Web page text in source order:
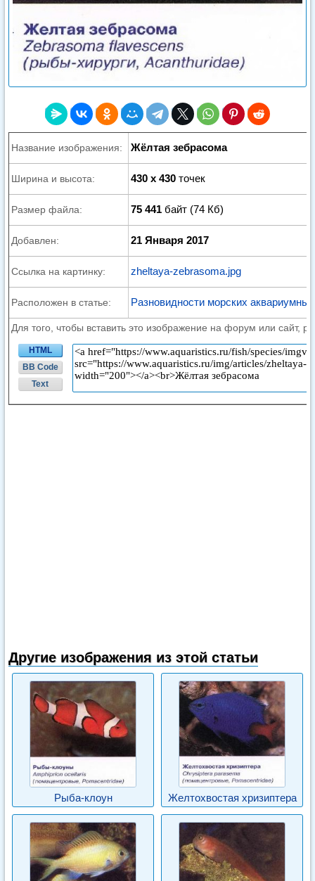
Название изображения: Жёлтая зебрасома
Ширина и высота: 430 x 430 точек
Размер файла: 75 441 байт (74 Кб)
Добавлен: 21 Января 2017
Ссылка на картинку: zheltaya-zebrasoma.jpg
Расположен в статье: Разновидности морских
Для того, чтобы вставить это изображение на форум или сайт,
HTML
BB Code
Text
Другие изображения из этой статьи
Рыба-клоун Желтохвостая хризиптера